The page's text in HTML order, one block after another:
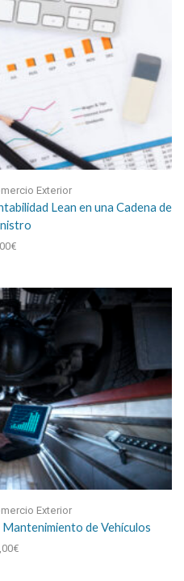
Exterior
Lean en una Cadena de
€
Exterior
de Vehículos
€